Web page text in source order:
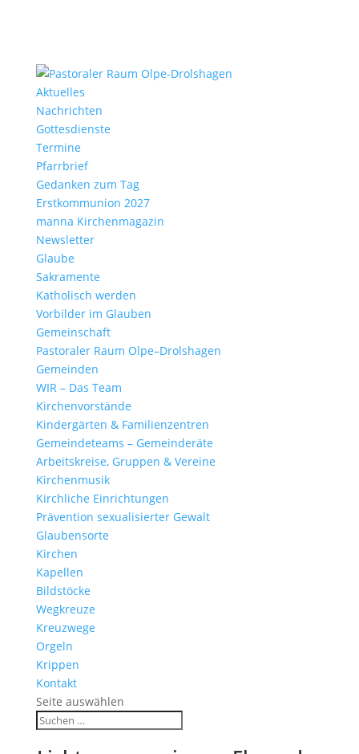
Aktu­elles
Nach­richten
Gottes­dienste
Termine
Pfarr­brief
Gedanken zum Tag
Erst­kom­mu­nion 2027
manna Kirchen­ma­gazin
News­letter
Glaube
Sakra­mente
Katho­lisch werden
Vorbilder im Glauben
Gemein­schaft
Pasto­raler Raum Olpe–Drolshagen
Gemeinden
WIR – Das Team
Kirchen­vor­stände
Kinder­gärten & Familienzentren
Gemein­de­teams – Gemeinderäte
Arbeits­kreise, Gruppen & Vereine
Kirchen­musik
Kirch­liche Einrichtungen
Präven­tion sexua­li­sierter Gewalt
Glau­ben­s­orte
Kirchen
Kapellen
Bild­stöcke
Wegkreuze
Kreuz­wege
Orgeln
Krippen
Kontakt
Seite auswählen